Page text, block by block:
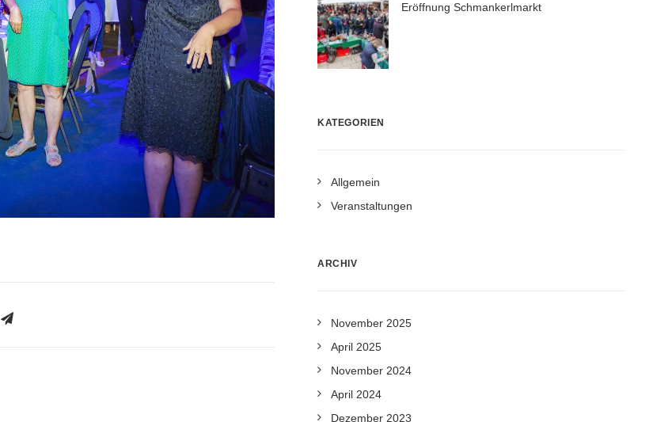
Eröffnung Schmankerlmarkt
KATEGORIEN
Allgemein
Veranstaltungen
ARCHIV
November 2025
April 2025
November 2024
April 2024
Dezember 2023